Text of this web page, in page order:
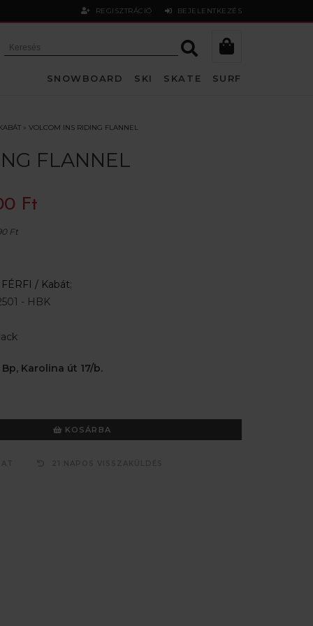
REGISZTRÁCIÓ BEJELENTKEZÉS
SNOWBOARD SKI SKATE SURF
» VOLCOM INS RIDING FLANNEL
FLANNEL
Ft
Ft
FÉRFI / Kabát;
- HBK
Bp, Karolina út 17/b.
KOSÁRBA